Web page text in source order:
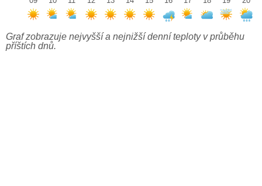
Graf zobrazuje nejvyšší a nejnižší denní teploty v průběhu
příštích dnů.